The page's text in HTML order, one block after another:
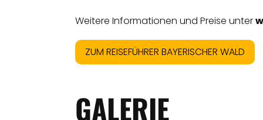
Weitere Informationen und Preise unter
ZUM REISEFÜHRER BAYERISCHER WALD
GALERIE